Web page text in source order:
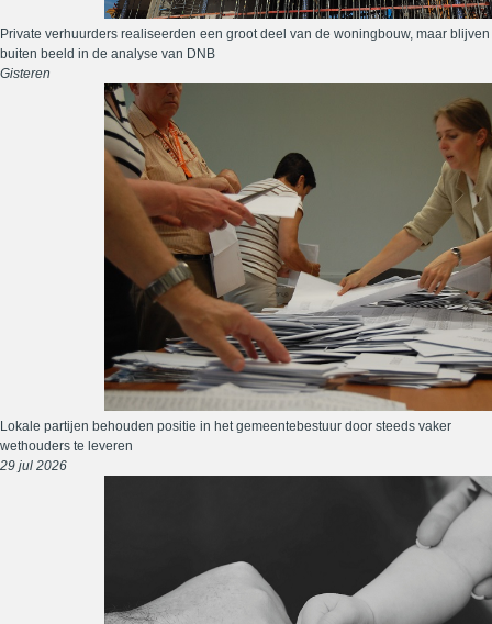
Private verhuurders realiseerden een groot deel van de woningbouw, maar blijven
buiten beeld in de analyse van DNB
Gisteren
Lokale partijen behouden positie in het gemeentebestuur door steeds vaker
wethouders te leveren
29 jul 2026